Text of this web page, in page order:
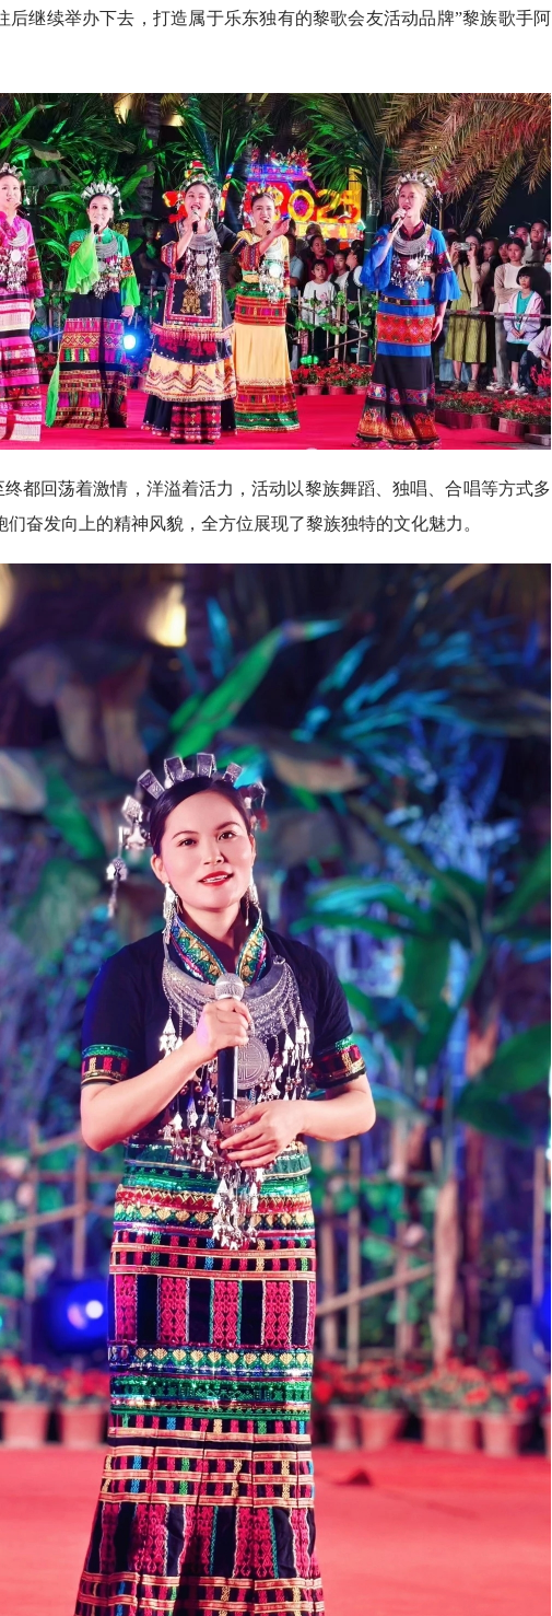
后继续举办下去，打造属于乐东独有的黎歌会友活动品牌”黎族歌手阿
都回荡着激情，洋溢着活力，活动以黎族舞蹈、独唱、合唱等方式多
奋发向上的精神风貌，全方位展现了黎族独特的文化魅力。